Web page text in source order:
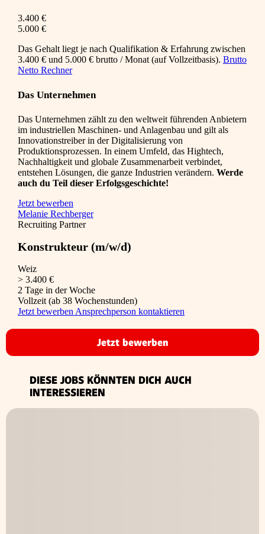
3.400 €
5.000 €
Das Gehalt liegt je nach Qualifikation & Erfahrung zwischen
3.400 € und 5.000 € brutto / Monat (auf Vollzeitbasis). Brutto
Netto Rechner
Das Unternehmen
Das Unternehmen zählt zu den weltweit führenden Anbietern
im industriellen Maschinen- und Anlagenbau und gilt als
Innovationstreiber in der Digitalisierung von
Produktionsprozessen. In einem Umfeld, das Hightech,
Nachhaltigkeit und globale Zusammenarbeit verbindet,
entstehen Lösungen, die ganze Industrien verändern. Werde
auch du Teil dieser Erfolgsgeschichte!
Jetzt bewerben
Melanie Rechberger
Recruiting Partner
Konstrukteur (m/w/d)
Weiz
> 3.400 €
2 Tage in der Woche
Vollzeit (ab 38 Wochenstunden)
Jetzt bewerben Ansprechperson kontaktieren
Jetzt bewerben
DIESE JOBS KÖNNTEN DICH AUCH
INTERESSIEREN